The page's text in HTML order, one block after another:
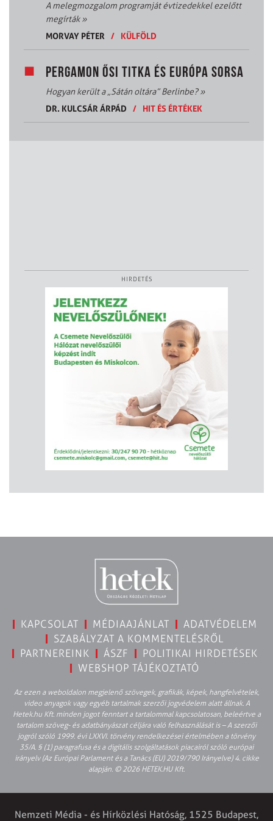
A melegmozgalom programját évtizedekkel ezelőtt
megírták»
MORVAY PÉTER
/ KÜLFÖLD
PERGAMON ŐSI TITKA ÉS EURÓPA SORSA
Hogyan került a „Sátán oltára” Berlinbe?»
DR. KULCSÁR ÁRPÁD
/ HIT ÉS ÉRTÉKEK
HIRDETÉS
KAPCSOLAT MÉDIAAJÁNLAT
ADATVÉDELEM
SZABÁLYZAT A KOMMENTELÉSRŐL
PARTNEREINK
ÁSZF
POLITIKAI HIRDETÉSEK
WEBSHOP TÁJÉKOZTATÓ
Az ezen a weboldalon megjelenő szövegek, grafikák, képek, hangfelvételek,
video anyagok vagy egyéb tartalmak szerzői jogvédelem alatt állnak. A
Hetek.hu Kft. minden jogot fenntart a tartalommal kapcsolatosan, beleértve a
tartalom szöveg- és adatbányászat céljára való felhasználását is – A szerzői
jogról szóló 1999. évi LXXVI. törvény rendelkezései értelmében a törvény
35/A. § (1) paragrafusa és a digitális szolgáltatások piacairól szóló európai
irányelv (Az Európai Parlament és a Tanács (EU) 2019/790 Irányelve) 4. cikke
alapján. © 2026 HETEK.HU Kft.
Nemzeti Média - és Hírközlési Hatóság, 1525 Budapest,